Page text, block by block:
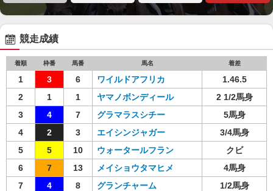
競走成績
着順 枠番 馬番 馬名 着差
1 3 6 ワイルドアフリカ
1.46.5
2
1 1 ヤマノボンディール
2 1/2馬身
3
4 7 グラマラスシチー
5馬身
4
2 3 エイシンジャガー
3/4馬身
5
5 10 ウォータールフラン
クビ
6
7 13 メイショウタマヒメ
4馬身
7
4 8 グランチャーム
1/2馬身